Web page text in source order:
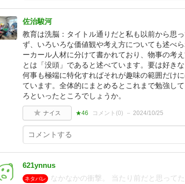
佐治駿河
教育は洗脳：タイトル通りだと私も以前から思
ず、いろいろな価値観や考え方についても述べ
ーカール人材に分けて書かれており、物事の考
とは「没頭」であると述べています。要は好き
何事も極端に特化すればそれが趣味の範囲だけ
ています。全体的にまとめるとこれまで勉強し
ろといったところでしょうか。
ナイス ★46 コメント(0) 2024/10/25
621ynnus
ネタバレ
なかなかの衝撃。 当たり前だと思って